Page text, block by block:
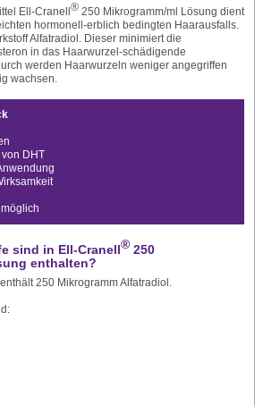
Ell-Cranell ®250 Mikrogramm/ml Lösung dient
hormonell-erblich bedingten Haarausfalls.
Alfatradiol. Dieser minimiert die
in das Haarwurzel-schädigende
werden Haarwurzeln weniger angegriffen
wachsen.
DHT
sind in Ell-Cranell®250
enthalten?
250 Mikrogramm Alfatradiol.